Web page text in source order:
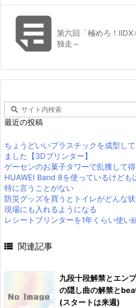
第六回「極めろ！IIDX
独走～
最近の投稿
ちょうどいいプラスチックを成型し
ました【3Dプリンター】
ゲーセンのお菓子タワーで乱獲して
HUAWEI Band 8を使っているけども
特に言うことがない
防災グッズを買うとトイレがどんな
現場にも入れるようになる
レシートプリンターを1年くらい使い
 関連記事
九段十段解禁とエン
の隠し曲の解禁と
(スタートは来週)